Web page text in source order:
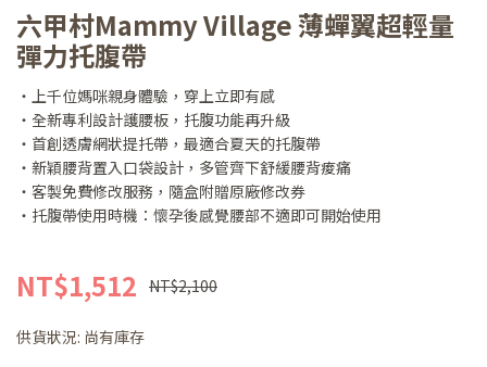
六甲村Mammy Village 薄蟬翼超輕量
彈力托腹帶
・上千位媽咪親身體驗，穿上立即有感
・全新專利設計護腰板，托腹功能再升級
・首創透膚網狀提托帶，最適合夏天的托腹帶
・新穎腰背置入口袋設計，多管齊下舒緩腰背痠痛
・客製免費修改服務，隨盒附贈原廠修改券
・托腹帶使用時機：懷孕後感覺腰部不適即可開始使用
NT$1,512 NT$2,100
供貨狀況: 尚有庫存